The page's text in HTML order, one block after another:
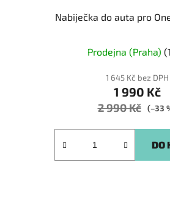
Nabiječka do auta pro
Prodejna (Praha)
1 645 Kč bez DPH
1 990 Kč
2 990 Kč (–33
DO